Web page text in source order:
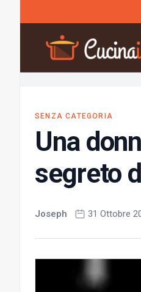
SENZA CATEGORIA
Una
segreto
Joseph 31 Ottobre